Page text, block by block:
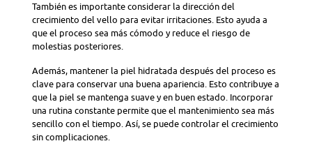
También es importante considerar la dirección del
crecimiento del vello para evitar irritaciones. Esto ayuda a
que el proceso sea más cómodo y reduce el riesgo de
molestias posteriores.
Además, mantener la piel hidratada después del proceso es
clave para conservar una buena apariencia. Esto contribuye a
que la piel se mantenga suave y en buen estado. Incorporar
una rutina constante permite que el mantenimiento sea más
sencillo con el tiempo. Así, se puede controlar el crecimiento
sin complicaciones.